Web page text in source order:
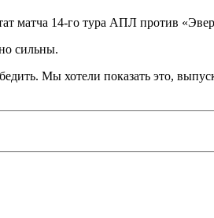
матча 14-го тура АПЛ против
сильны.
Мы хотели показать это,